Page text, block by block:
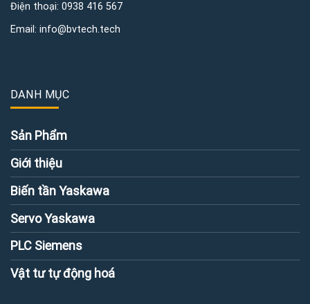
Điện thoại: 0938 416 567
Email: info@bvtech.tech
DANH MỤC
Sản Phẩm
Giới thiệu
Biến tần Yaskawa
Servo Yaskawa
PLC Siemens
Vật tư tự động hoá